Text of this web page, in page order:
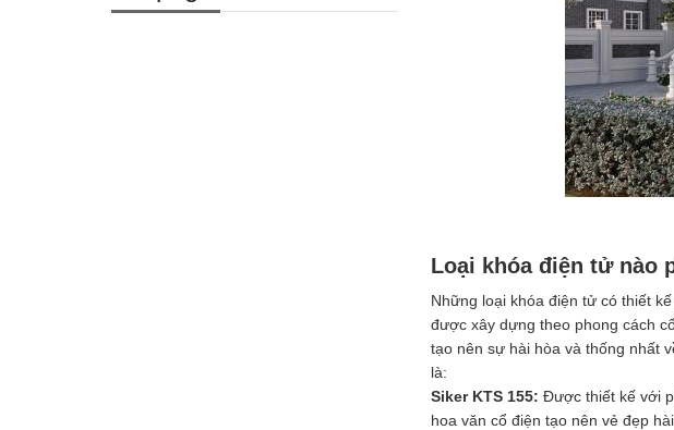
Loại khóa điện tử nào
Những loại khóa điện tử có thiết
được xây dựng theo phong cách
tạo nên sự hài hòa và thống nhất
là:
Siker KTS 155: Được thiết kế với
hoa văn cổ điện tạo nên vẻ đẹp